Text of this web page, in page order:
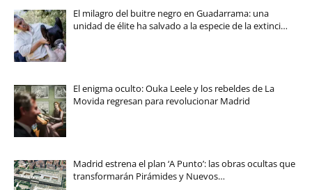
El milagro del buitre negro en Guadarrama: una
unidad de élite ha salvado a la especie de la extinci…
El enigma oculto: Ouka Leele y los rebeldes de La
Movida regresan para revolucionar Madrid
Madrid estrena el plan ‘A Punto’: las obras ocultas que
transformarán Pirámides y Nuevos…